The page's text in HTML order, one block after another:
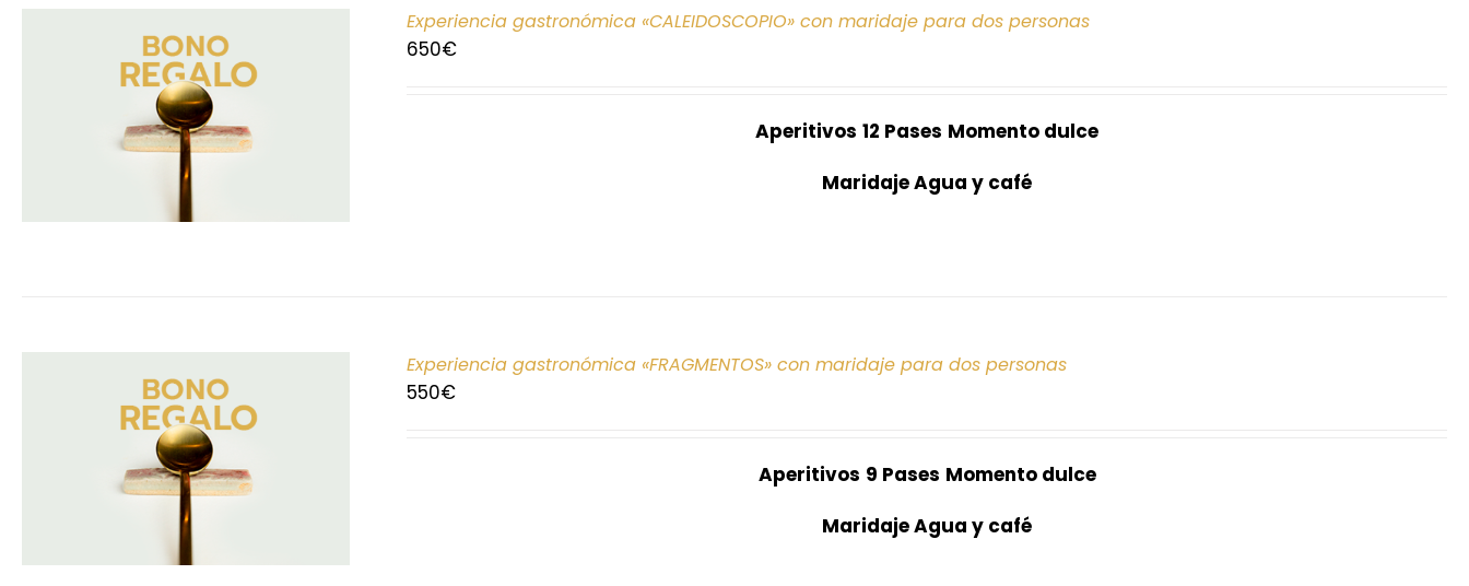
Experiencia gastronómica «CALEIDOSCOPIO» con maridaje para dos personas
650€
Aperitivos 12 Pases Momento dulce
Maridaje Agua y café
Experiencia gastronómica «FRAGMENTOS» con maridaje para dos personas
550€
Aperitivos 9 Pases Momento dulce
Maridaje Agua y café